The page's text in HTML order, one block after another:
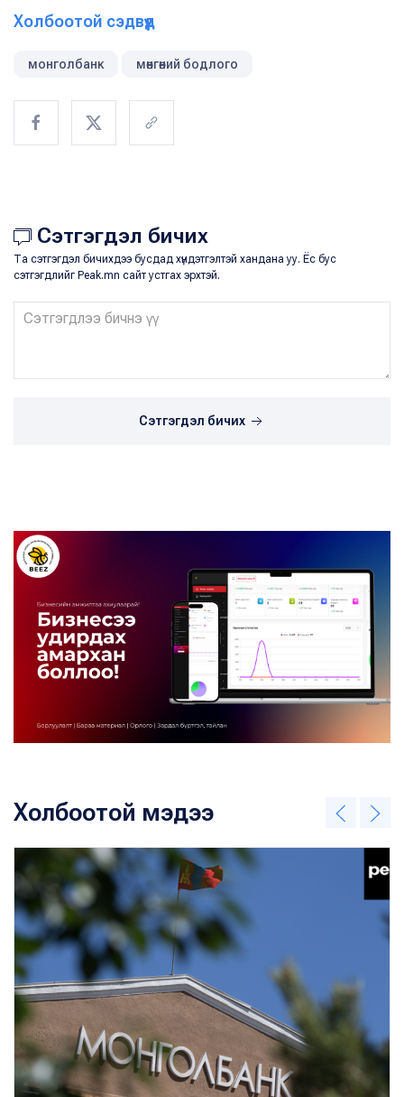
Холбоотой сэдвүүд
монголбанк мөнгөний бодлого
Сэтгэгдэл бичих
Та сэтгэгдэл бичихдээ бусдад хүндэтгэлтэй хандана уу. Ёс бус
сэтгэгдлийг Peak.mn сайт устгах эрхтэй.
Сэтгэгдэл бичих
Холбоотой мэдээ